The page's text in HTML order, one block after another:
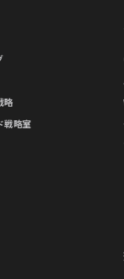
略
戦略室